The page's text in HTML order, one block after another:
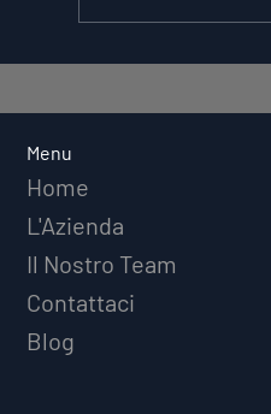
Misurabile:
Menu
Home
L'Azienda
Il Nostro Team
Contattaci
Blog